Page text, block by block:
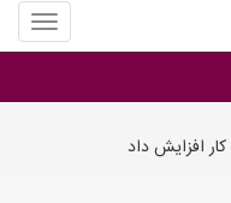
منوی
سایت
یاب
افزایش داد